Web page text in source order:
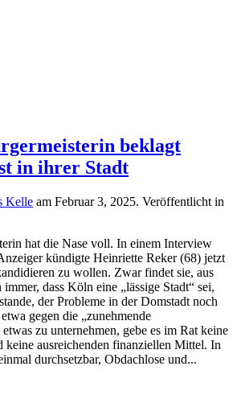
beklagt
in ihrer Stadt
Kelle am Februar 3, 2025. Veröffentlicht in
hat die Nase voll. In einem Interview
kündigte Heinriette Reker (68) jetzt
zu wollen. Zwar findet sie, aus
dass Köln eine „lässige Stadt“ sei,
der Probleme in der Domstadt noch
gegen die „zunehmende
zu unternehmen, gebe es im Rat keine
keine ausreichenden finanziellen Mittel. In
durchsetzbar, Obdachlose und...